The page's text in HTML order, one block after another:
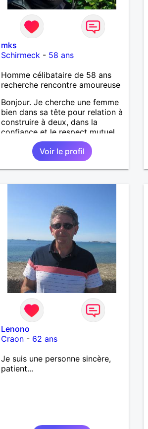
mks
Schirmeck - 58 ans
Homme célibataire de 58 ans
recherche rencontre amoureuse
Bonjour. Je cherche une femme
bien dans sa tête pour relation à
construire à deux, dans la
confiance et le respect mutuel
sur le temps long. J'aime la vie
et ce qu'elle propose, les
sorties, les visites. J'ai un bon
relationnel chaleureux, mais
bien dans sa vie pour avancer à
deux. avec joie, complicité,
Voir le profil
Lenono
Craon- 62 ans
Je suis une personne sincère,
patient...